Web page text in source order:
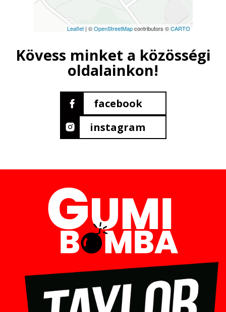
Leaflet| ©OpenStreetMapcontributors ©CARTO
Kövess minket a közösségi
oldalainkon!
facebook
instagram